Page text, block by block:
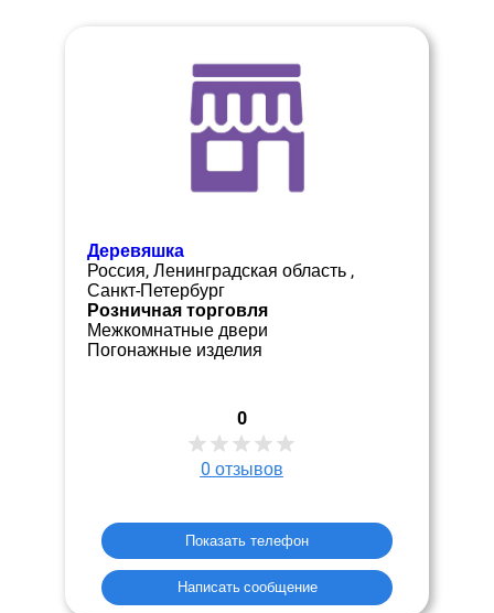
Деревяшка
Россия, Ленинградская область ,
Санкт-Петербург
Розничная торговля
Межкомнатные двери
Погонажные изделия
0
0 отзывов
Показать телефон
Написать сообщение